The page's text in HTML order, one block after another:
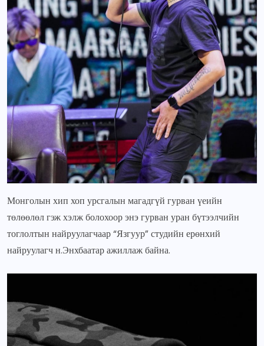
Монголын хип хоп урсгалын магадгүй гурван үеийн
төлөөлөл гэж хэлж болохоор энэ гурван уран бүтээлчийн
тоглолтын найруулагчаар “Язгуур” студийн ерөнхий
найруулагч н.Энхбаатар ажиллаж байна.